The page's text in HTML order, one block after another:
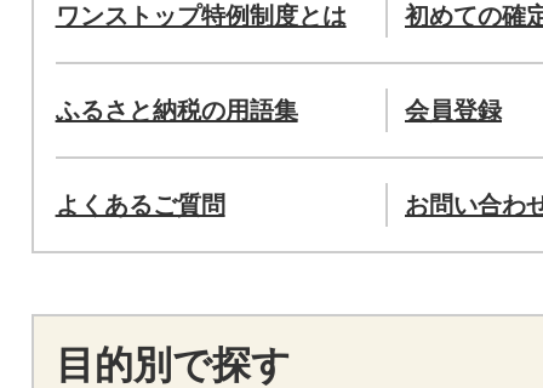
ワンストップ特例制度とは 初めての確
ふるさと納税の用語集 会員登録
よくあるご質問 お問い合わ
目的別で探す